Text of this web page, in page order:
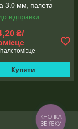
3.0 мм, палета
1000*1000-
відправки
₴/
Купити
КНОПКА
ЗВ'ЯЗКУ